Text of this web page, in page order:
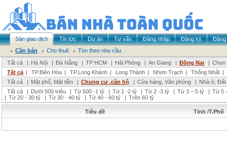
Sàn giao dịch Tin tức Dự án Tư vấn Đăng nhập Đăng ký
Đăng
Cần bán
Cho thuê
Tìm theo nhu cầu
Tất cả
| Hà Nội | Đà Nẵng | TP HCM | Hải Phòng | An Giang | Đồng Nai | Chọn
Tất cả | TP.Biên Hòa | TP.Long Khánh | Long Thành | Nhơn Trạch | Thống Nhất |
Tất cả
| Mặt phố, Mặt tiền | Chung cư ,căn hộ | Cửa hàng, Văn phòng | Nhà ở,
Tất cả
| Dưới 500 triệu | Từ 500 -1 tỷ | Từ 1 -2 tỷ | Từ 2 -3 tỷ | Từ 3 – 5 tỷ | Từ 5
| Từ 20 - 30 tỷ | Từ 30 - 40 tỷ | Từ 40 - 60 tỷ | Trên 60 tỷ
Tiêu đề Tỉnh /T.Phố